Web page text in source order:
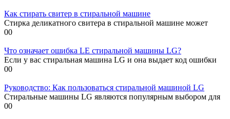
Как стирать свитер в стиральной машине
Стирка деликатного свитера в стиральной машине может
00
Что означает ошибка LE стиральной машины LG?
Если у вас стиральная машина LG и она выдает код ошибки
00
Руководство: Как пользоваться стиральной машиной LG
Стиральные машины LG являются популярным выбором для
00